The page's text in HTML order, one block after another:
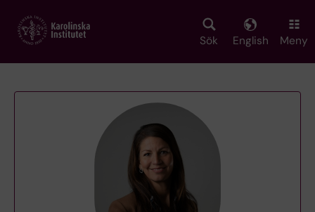
main
Sök English Meny